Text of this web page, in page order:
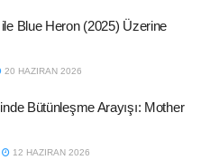
Blue Heron (2025) Üzerine
20 HAZIRAN 2026
Bütünleşme Arayışı: Mother
12 HAZIRAN 2026